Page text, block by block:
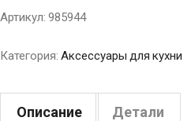
Артикул: 985944
Категория: Аксессуары для кухни
Описание Детали